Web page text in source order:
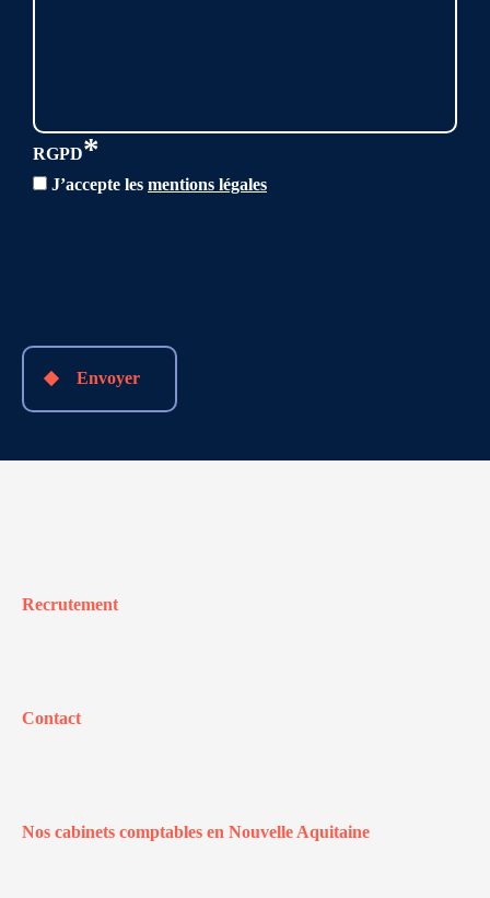
RGPD*
J’accepte les mentions légales
Envoyer
Recrutement
Contact
Nos cabinets comptables en Nouvelle Aquitaine